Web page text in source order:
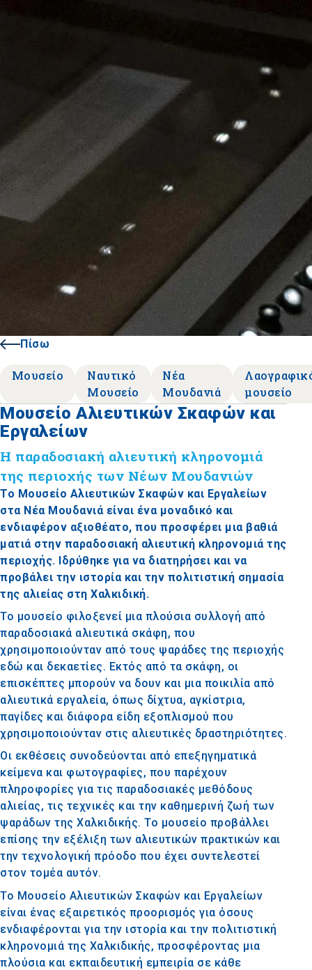
Πίσω
Μουσείο
Ναυτικό
Μουσείο
Νέα
Μουδανιά
μουσείο
Μουσείο Αλιευτικών Σκαφών και
Εργαλείων
Η παραδοσιακή αλιευτική κληρονομιά
της περιοχής των Νέων Μουδανιών
Το Μουσείο Αλιευτικών Σκαφών και Εργαλείων
στα Νέα Μουδανιά είναι ένα μοναδικό και
ενδιαφέρον αξιοθέατο, που προσφέρει μια βαθιά
ματιά στην παραδοσιακή αλιευτική κληρονομιά της
περιοχής. Ιδρύθηκε για να διατηρήσει και να
προβάλει την ιστορία και την πολιτιστική σημασία
της αλιείας στη Χαλκιδική.
Το μουσείο φιλοξενεί μια πλούσια συλλογή από
παραδοσιακά αλιευτικά σκάφη, που
χρησιμοποιούνταν από τους ψαράδες της περιοχής
εδώ και δεκαετίες. Εκτός από τα σκάφη, οι
επισκέπτες μπορούν να δουν και μια ποικιλία από
αλιευτικά εργαλεία, όπως δίχτυα, αγκίστρια,
παγίδες και διάφορα είδη εξοπλισμού που
χρησιμοποιούνταν στις αλιευτικές δραστηριότητες.
Οι εκθέσεις συνοδεύονται από επεξηγηματικά
κείμενα και φωτογραφίες, που παρέχουν
πληροφορίες για τις παραδοσιακές μεθόδους
αλιείας, τις τεχνικές και την καθημερινή ζωή των
ψαράδων της Χαλκιδικής. Το μουσείο προβάλλει
επίσης την εξέλιξη των αλιευτικών πρακτικών και
την τεχνολογική πρόοδο που έχει συντελεστεί
στον τομέα αυτόν.
Το Μουσείο Αλιευτικών Σκαφών και Εργαλείων
είναι ένας εξαιρετικός προορισμός για όσους
ενδιαφέρονται για την ιστορία και την πολιτιστική
κληρονομιά της Χαλκιδικής, προσφέροντας μια
πλούσια και εκπαιδευτική εμπειρία σε κάθε